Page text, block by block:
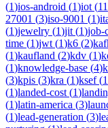
(1)ios-android (1)iot (11
27001 (3)iso-9001 (1)
(1)jewelry (1)jit (1)job-
time (1)jwt (1)k6 (2)
(1)kaufland (2)kdv (1)
(1)knowledge-base (4)
(3)kpis (3)kra (1)ksef(1
(1)landed-cost (1)
(1)latin-america (3)
(1)lead-generation (3)